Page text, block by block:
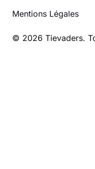
© 2026 Tievaders.
Mentions Légales